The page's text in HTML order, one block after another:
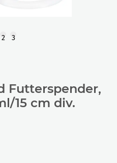
2 3
Futterspender,
15 cm div.